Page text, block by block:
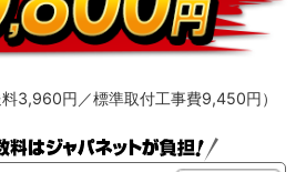
3,960円／標準取付工事費9,450円）